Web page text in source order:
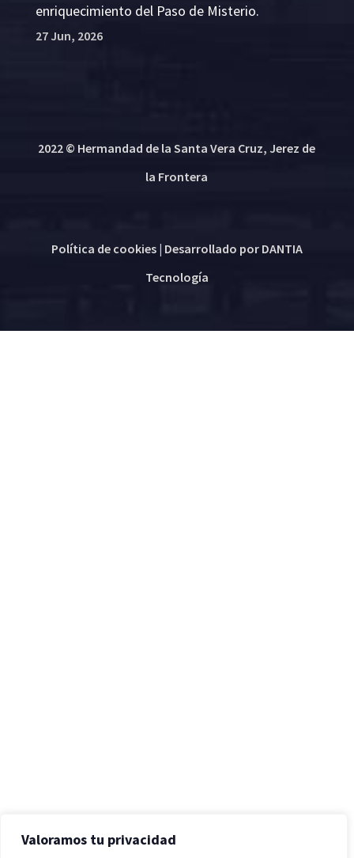
Valoramos tu privacidad
enriquecimiento del Paso de Misterio.
27 Jun, 2026
2022 © Hermandad de la Santa Vera Cruz, Jerez de
la Frontera
Política de cookies| Desarrollado por DANTIA
Tecnología